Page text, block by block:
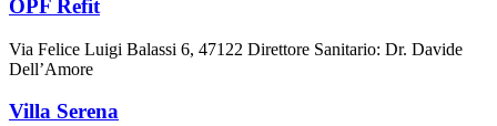
OPF Refit
Via Felice Luigi Balassi 6, 47122 Direttore Sanitario: Dr. Davide
Dell’Amore
Villa Serena